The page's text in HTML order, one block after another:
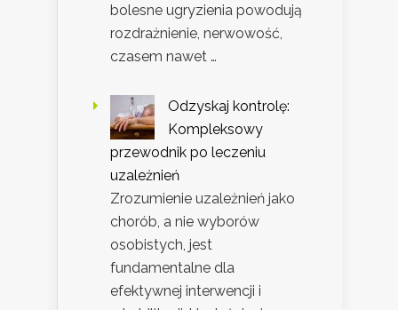
bolesne ugryzienia powodują
rozdrażnienie, nerwowość,
czasem nawet …
Odzyskaj kontrolę:
Kompleksowy
przewodnik po leczeniu
uzależnień
Zrozumienie uzależnień jako
chorób, a nie wyborów
osobistych, jest
fundamentalne dla
efektywnej interwencji i